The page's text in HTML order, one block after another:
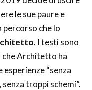
le sue paure e
percorso che lo
. I testi sono
che Architetto ha
“senza
troppi schemi”.